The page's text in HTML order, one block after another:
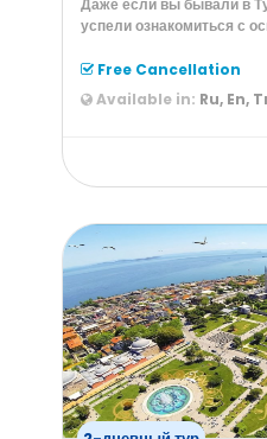
Даже если вы бывали в
успели ознакомиться с
Free Cancellation
Available in: Ru, En,